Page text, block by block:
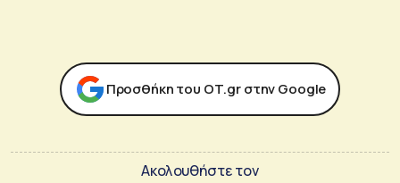
Προσθήκη του ΟΤ.gr στην Google
Ακολουθήστε τον